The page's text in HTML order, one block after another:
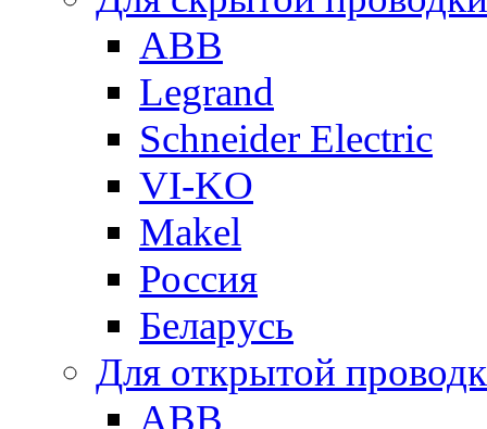
ABB
Legrand
Schneider Electric
VI-KO
Makel
Россия
Беларусь
Для открытой
ABB